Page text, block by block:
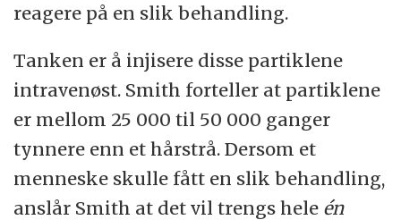
reagere på en slik behandling.
Tanken er å injisere disse partiklene
intravenøst. Smith forteller at partiklene
er mellom 25 000 til 50 000 ganger
tynnere enn et hårstrå. Dersom et
menneske skulle fått en slik behandling,
anslår Smith at det vil trengs hele én